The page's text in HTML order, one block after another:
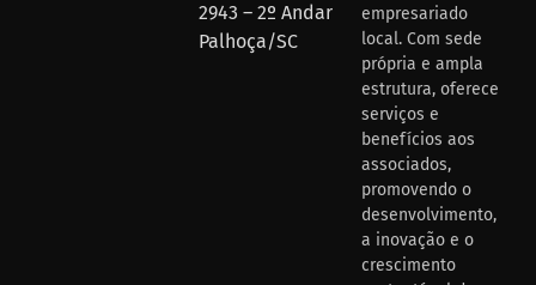
2943 – 2º Andar
Palhoça/SC
empresariado
local. Com sede
própria e ampla
estrutura, oferece
serviços e
benefícios aos
associados,
promovendo o
desenvolvimento,
a inovação e o
crescimento